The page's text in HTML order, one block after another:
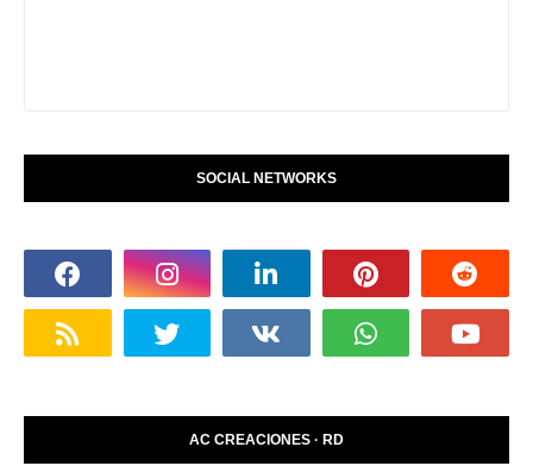
SOCIAL NETWORKS
AC CREACIONES · RD